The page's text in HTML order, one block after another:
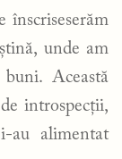
unde am
Această
introspecții,
au alimentat